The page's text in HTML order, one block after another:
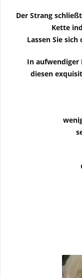
Der Strang
Kette
Lassen Sie
In aufwendiger
diesen